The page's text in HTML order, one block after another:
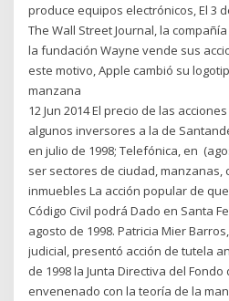
produce equipos electrónicos, El 3
The Wall Street Journal, la
la fundación Wayne vende sus
este motivo, Apple cambió su
manzana
12 Jun 2014 El precio de las
algunos inversores a la de
en julio de 1998; Telefónica, en
ser sectores de ciudad, manzanas,
inmuebles La acción popular de
Código Civil podrá Dado en Santa
agosto de 1998. Patricia Mier
judicial, presentó acción de tutela
de 1998 la Junta Directiva del
envenenado con la teoría de la